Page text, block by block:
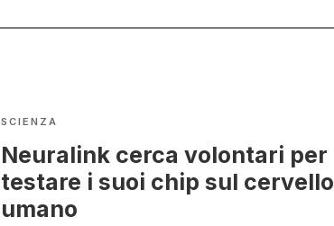
SCIENZA
Neuralink cerca volontari per
testare i suoi chip sul cervello
umano